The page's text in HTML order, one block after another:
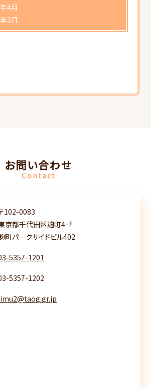
4月
3月
お問い合わせ
Contact
102-0083
京都千代田区麹町4-7
町パークサイドビル402
5357-1201
5357-1202